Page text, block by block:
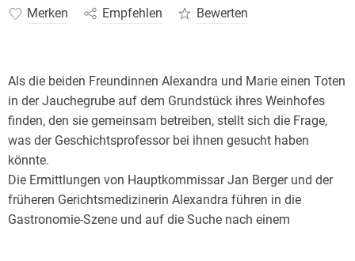
Merken Empfehlen Bewerten
Als die beiden Freundinnen Alexandra und Marie einen Toten
in der Jauchegrube auf dem Grundstück ihres Weinhofes
finden, den sie gemeinsam betreiben, stellt sich die Frage,
was der Geschichtsprofessor bei ihnen gesucht haben
könnte.
Die Ermittlungen von Hauptkommissar Jan Berger und der
früheren Gerichtsmedizinerin Alexandra führen in die
Gastronomie-Szene und auf die Suche nach einem